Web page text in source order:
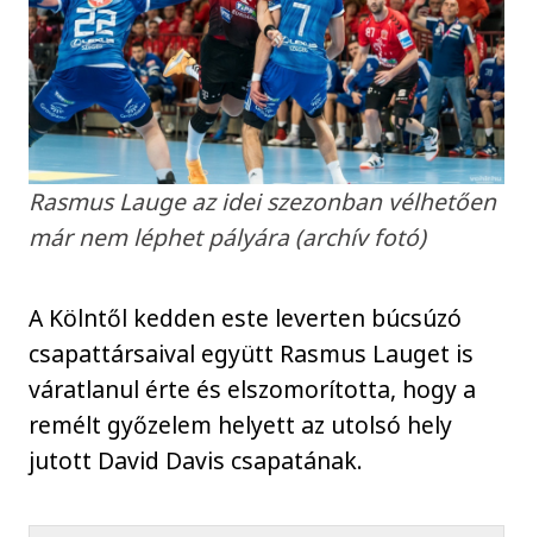
Rasmus Lauge az idei szezonban vélhetően
már nem léphet pályára (archív fotó)
A Kölntől kedden este leverten búcsúzó
csapattársaival együtt Rasmus Lauget is
váratlanul érte és elszomorította, hogy a
remélt győzelem helyett az utolsó hely
jutott David Davis csapatának.